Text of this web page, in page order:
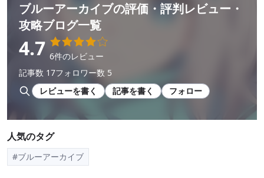
ブルーアーカイブの評価・評判レビュー・
攻略ブログ一覧
4.7 6件のレビュー
記事数 17フォロワー数 5
レビューを書く
記事を書く フォロー
人気のタグ
#ブルーアーカイブ